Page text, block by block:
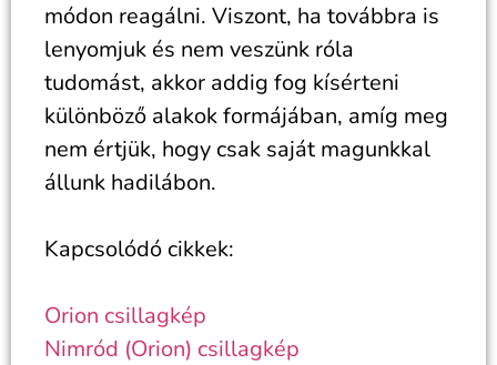
módon reagálni. Viszont, ha továbbra is
lenyomjuk és nem veszünk róla
tudomást, akkor addig fog kísérteni
különböző alakok formájában, amíg meg
nem értjük, hogy csak saját magunkkal
állunk hadilábon.
Kapcsolódó cikkek:
Orion csillagkép
Nimród (Orion) csillagkép